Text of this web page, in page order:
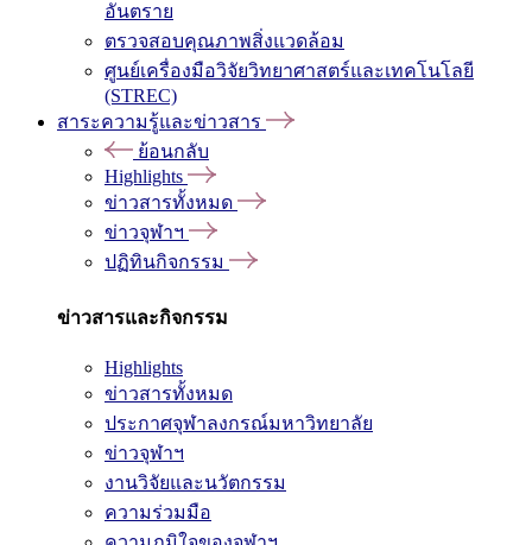
อันตราย
ตรวจสอบคุณภาพสิ่งแวดล้อม
ศูนย์เครื่องมือวิจัยวิทยาศาสตร์และเทคโนโลยี
(STREC)
สาระความรู้และข่าวสาร
ย้อนกลับ
Highlights
ข่าวสารทั้งหมด
ข่าวจุฬาฯ
ปฏิทินกิจกรรม
ข่าวสารและกิจกรรม
Highlights
ข่าวสารทั้งหมด
ประกาศจุฬาลงกรณ์มหาวิทยาลัย
ข่าวจุฬาฯ
งานวิจัยและนวัตกรรม
ความร่วมมือ